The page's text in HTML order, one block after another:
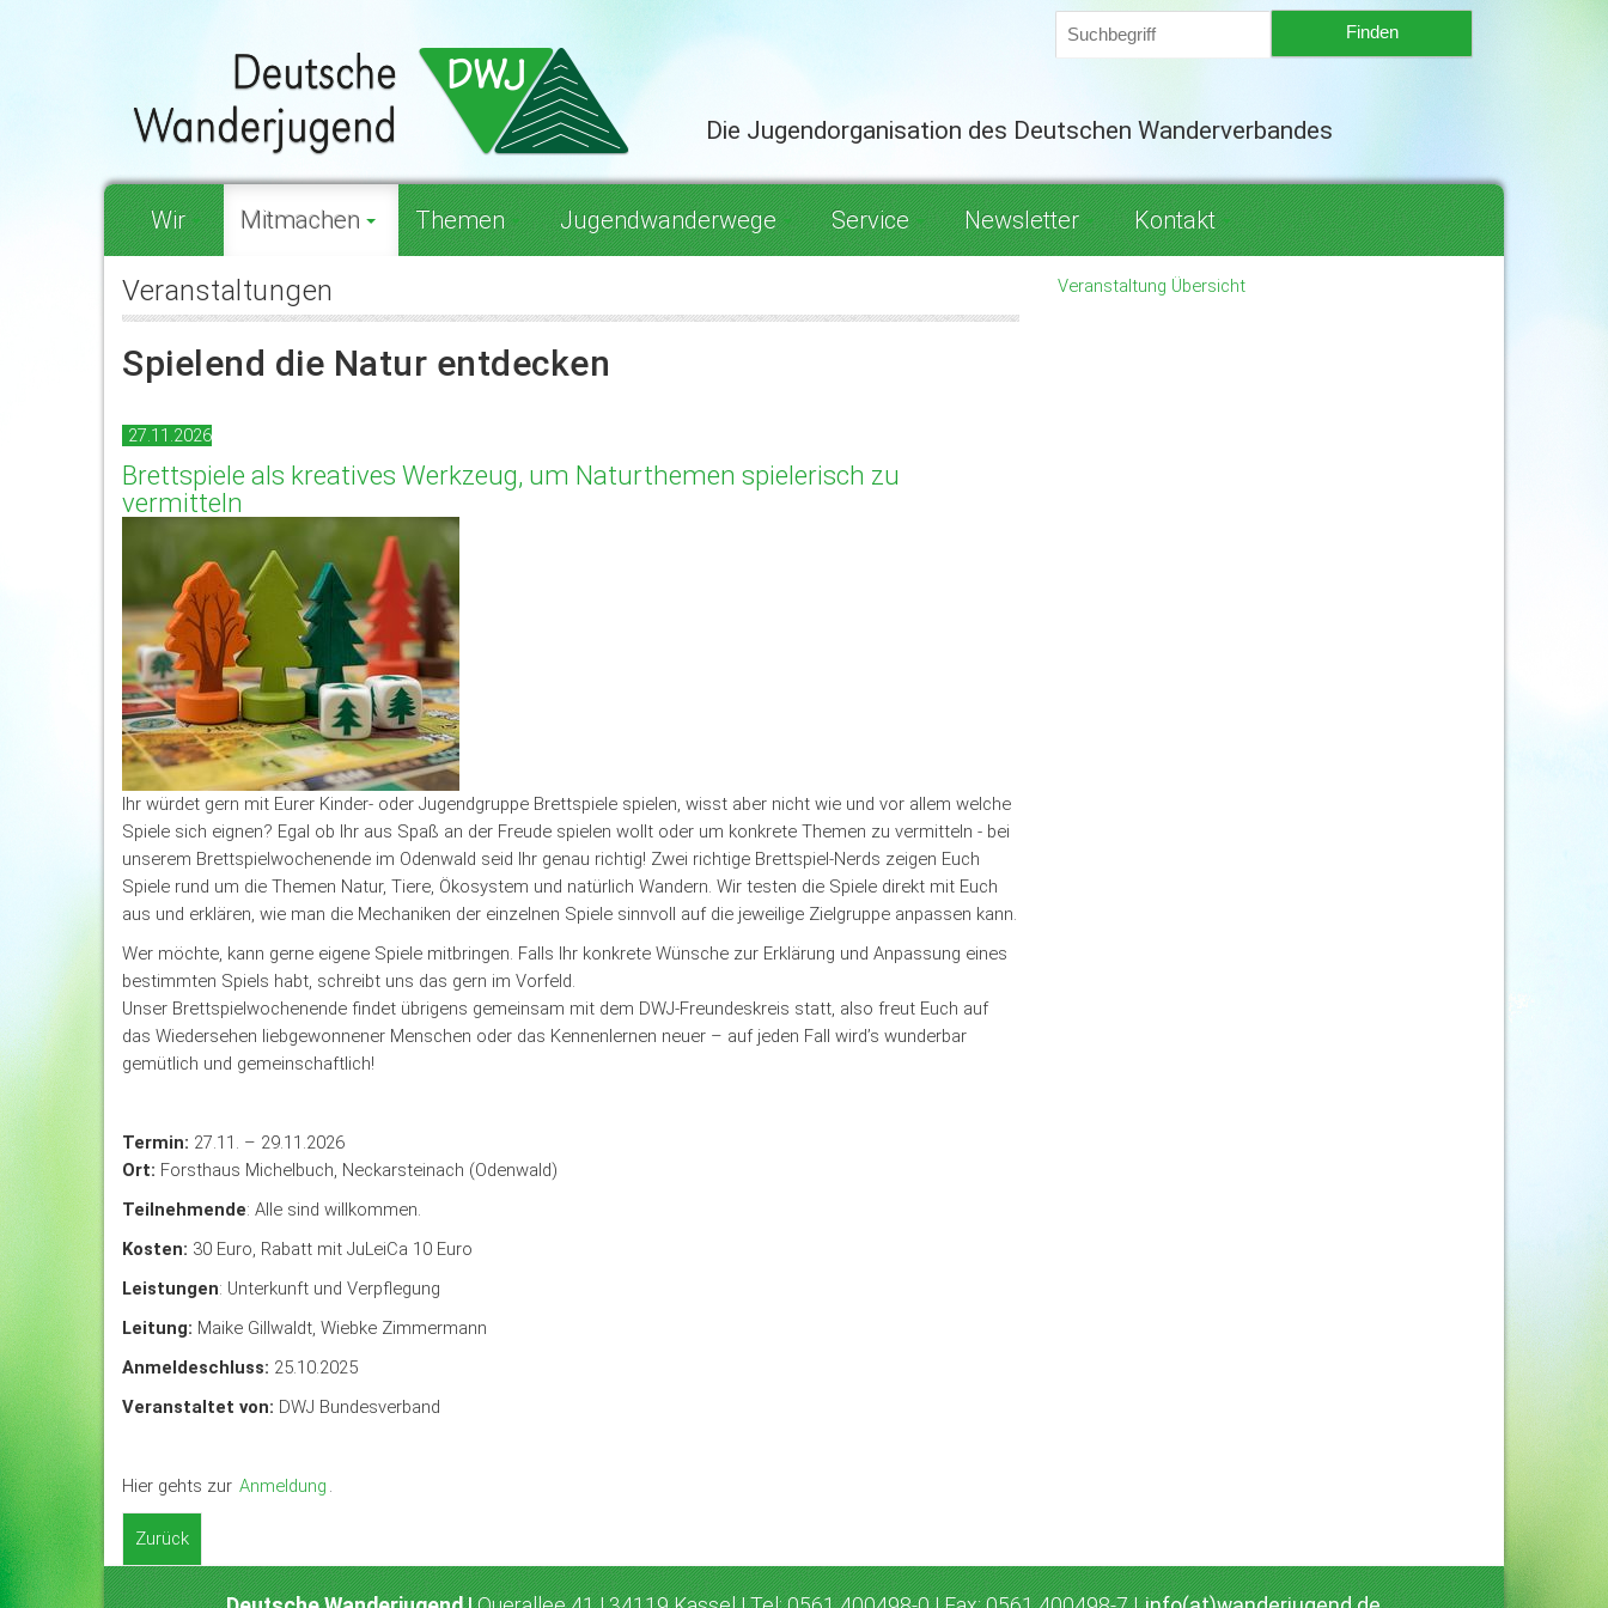
Die Jugendorganisation des Deutschen Wanderverbandes
Wir Mitmachen Themen Jugendwanderwege Service Newsletter Kontakt
Veranstaltungen
Spielend die Natur entdecken
27.11.2026
Brettspiele als kreatives Werkzeug, um Naturthemen spielerisch zu
vermitteln
Ihr würdet gern mit Eurer Kinder- oder Jugendgruppe Brettspiele spielen, wisst aber nicht wie und vor allem welche
Spiele sich eignen? Egal ob Ihr aus Spaß an der Freude spielen wollt oder um konkrete Themen zu vermitteln - bei
unserem Brettspielwochenende im Odenwald seid Ihr genau richtig! Zwei richtige Brettspiel-Nerds zeigen Euch
Spiele rund um die Themen Natur, Tiere, Ökosystem und natürlich Wandern. Wir testen die Spiele direkt mit Euch
aus und erklären, wie man die Mechaniken der einzelnen Spiele sinnvoll auf die jeweilige Zielgruppe anpassen kann.
Wer möchte, kann gerne eigene Spiele mitbringen. Falls Ihr konkrete Wünsche zur Erklärung und Anpassung eines
bestimmten Spiels habt, schreibt uns das gern im Vorfeld.
Unser Brettspielwochenende findet übrigens gemeinsam mit dem DWJ-Freundeskreis statt, also freut Euch auf
das Wiedersehen liebgewonnener Menschen oder das Kennenlernen neuer – auf jeden Fall wird’s wunderbar
gemütlich und gemeinschaftlich!
Termin: 27.11. – 29.11.2026
Ort: Forsthaus Michelbuch, Neckarsteinach (Odenwald)
Teilnehmende: Alle sind willkommen.
Kosten: 30 Euro, Rabatt mit JuLeiCa 10 Euro
Leistungen: Unterkunft und Verpflegung
Leitung: Maike Gillwaldt, Wiebke Zimmermann
Anmeldeschluss: 25.10.2025
Veranstaltet von: DWJ Bundesverband
Hier gehts zur Anmeldung .
Zurück
Veranstaltung Übersicht